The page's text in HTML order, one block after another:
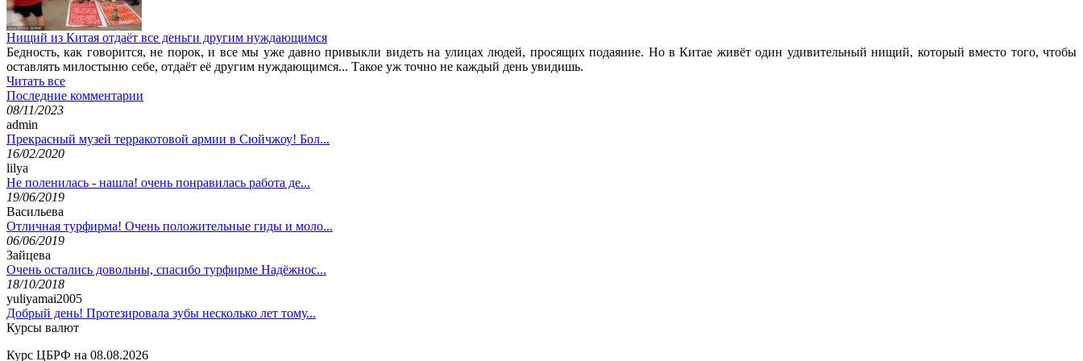
Нищий из Китая отдаёт все деньги другим нуждающимся
Бедность, как говорится, не порок, и все мы уже давно привыкли видеть на улицах людей, просящих подаяние. Но в Китае живёт один удивительный нищий, который вместо того, чтобы
оставлять милостыню себе, отдаёт её другим нуждающимся... Такое уж точно не каждый день увидишь.
Читать все
Последние комментарии
08/11/2023
admin
Прекрасный музей терракотовой армии в Сюйчжоу! Бол...
16/02/2020
lilya
Не поленилась - нашла! очень понравилась работа де...
19/06/2019
Васильева
Отличная турфирма! Очень положительные гиды и моло...
06/06/2019
Зайцева
Очень остались довольны, спасибо турфирме Надёжнос...
18/10/2018
yuliyamai2005
Добрый день! Протезировала зубы несколько лет тому...
Курсы валют
Курс ЦБРФ на 08.08.2026